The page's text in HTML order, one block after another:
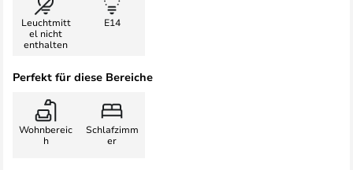
Leuchtmitt
el nicht
enthalten
E14
Perfekt für diese Bereiche
Wohnbereic
h
Schlafzimm
er